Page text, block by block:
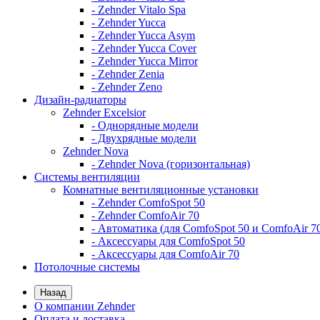
- Zehnder Vitalo Spa
- Zehnder Yucca
- Zehnder Yucca Asym
- Zehnder Yucca Cover
- Zehnder Yucca Mirror
- Zehnder Zenia
- Zehnder Zeno
Дизайн-радиаторы
Zehnder Excelsior
- Однорядные модели
- Двухрядные модели
Zehnder Nova
- Zehnder Nova (горизонтальная)
Системы вентиляции
Комнатные вентиляционные установки
- Zehnder ComfoSpot 50
- Zehnder ComfoAir 70
- Автоматика (для ComfoSpot 50 и ComfoAir
- Аксессуары для ComfoSpot 50
- Аксессуары для ComfoAir 70
Потолочные системы
Назад
О компании Zehnder